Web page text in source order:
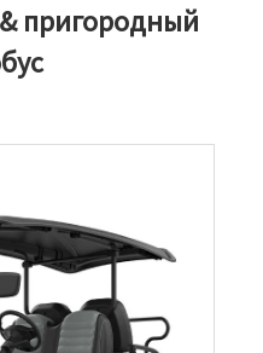
пригородный